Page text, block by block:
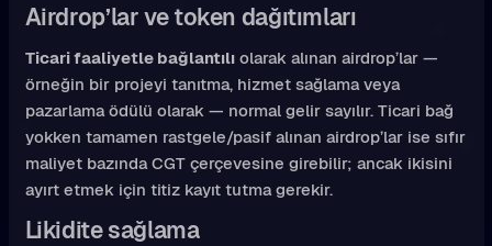
Airdrop’lar ve token dağıtımları
Ticari faaliyetle bağlantılıolarak alınan airdrop’lar —
örneğin bir projeyi tanıtma, hizmet sağlama veya
pazarlama ödülü olarak — normal gelir sayılır. Ticari bağ
yokken tamamen rastgele/pasif alınan airdrop’lar ise sıfır
maliyet bazında CGT çerçevesine girebilir; ancak ikisini
ayırt etmek için titiz kayıt tutma gerekir.
Likidite sağlama